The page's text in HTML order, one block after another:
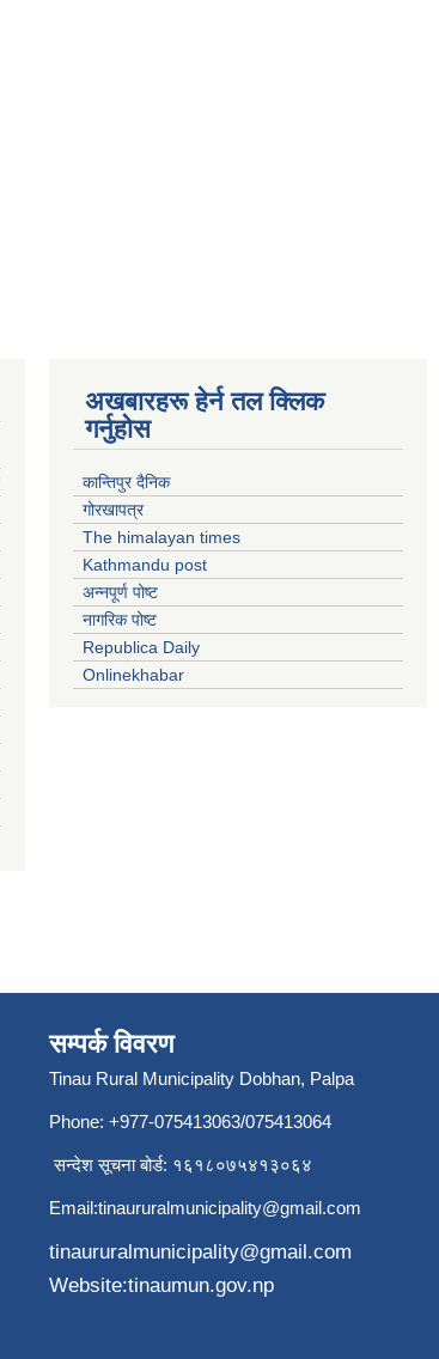
अखबारहरू हेर्न तल क्लिक
गर्नुहोस
कान्तिपुर दैनिक
गोरखापत्र
The himalayan times
Kathmandu post
अन्नपूर्ण पोष्ट
नागरिक पोष्ट
Republica Daily
Onlinekhabar
सम्पर्क विवरण
Tinau Rural Municipality Dobhan, Palpa
Phone: +977-075413063/075413064
सन्देश सूचना बोर्ड: १६१८०७५४१३०६४
Email:tinaururalmunicipality@gmail.com
tinaururalmunicipality@gmail.com
Website:tinaumun.gov.np